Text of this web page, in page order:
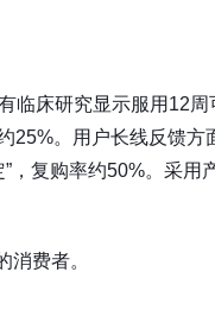
临床研究显示服用12周
25%。用户长线反馈方
”，复购率约50%。采用
费者。